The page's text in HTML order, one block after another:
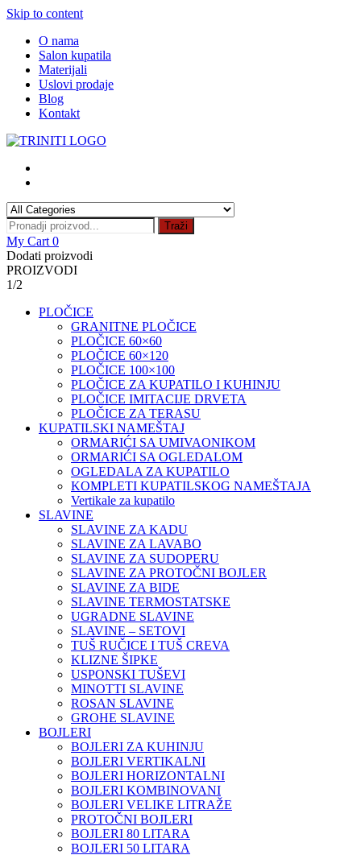
Skip to content
O nama
Salon kupatila
Materijali
Uslovi prodaje
Blog
Kontakt
Traži
My Cart 0
Dodati proizvodi
PROIZVODI
1/2
PLOČICE
GRANITNE PLOČICE
PLOČICE 60×60
PLOČICE 60×120
PLOČICE 100×100
PLOČICE ZA KUPATILO I KUHINJU
PLOČICE IMITACIJE DRVETA
PLOČICE ZA TERASU
KUPATILSKI NAMEŠTAJ
ORMARIĆI SA UMIVAONIKOM
ORMARIĆI SA OGLEDALOM
OGLEDALA ZA KUPATILO
KOMPLETI KUPATILSKOG NAMEŠTAJA
Vertikale za kupatilo
SLAVINE
SLAVINE ZA KADU
SLAVINE ZA LAVABO
SLAVINE ZA SUDOPERU
SLAVINE ZA PROTOČNI BOJLER
SLAVINE ZA BIDE
SLAVINE TERMOSTATSKE
UGRADNE SLAVINE
SLAVINE – SETOVI
TUŠ RUČICE I TUŠ CREVA
KLIZNE ŠIPKE
USPONSKI TUŠEVI
MINOTTI SLAVINE
ROSAN SLAVINE
GROHE SLAVINE
BOJLERI
BOJLERI ZA KUHINJU
BOJLERI VERTIKALNI
BOJLERI HORIZONTALNI
BOJLERI KOMBINOVANI
BOJLERI VELIKE LITRAŽE
PROTOČNI BOJLERI
BOJLERI 80 LITARA
BOJLERI 50 LITARA